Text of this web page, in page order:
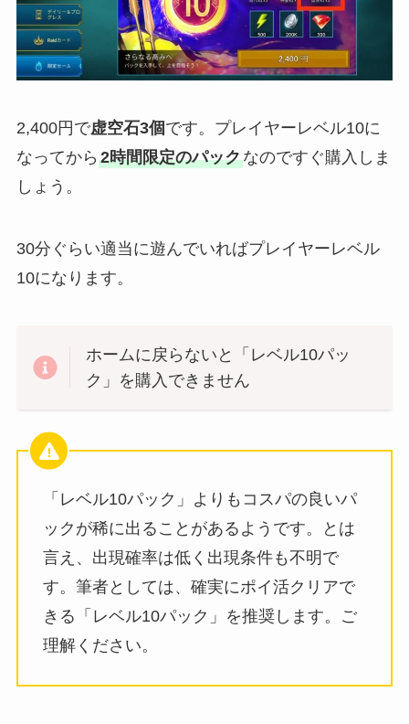
2,400円で虚空石3個 です。プレイヤーレベル10に
なってから 2時間限定のパックなのですぐ購入しま
しょう。
30分ぐらい適当に遊んでいればプレイヤーレベル
10になります。
ホームに戻らないと「レベル10パッ
ク」を購入できません
「レベル10パック」よりもコスパの良いパ
ックが稀に出ることがあるようです。とは
言え、出現確率は低く出現条件も不明で
す。筆者としては、確実にポイ活クリアで
きる「レベル10パック」を推奨します。ご
理解ください。